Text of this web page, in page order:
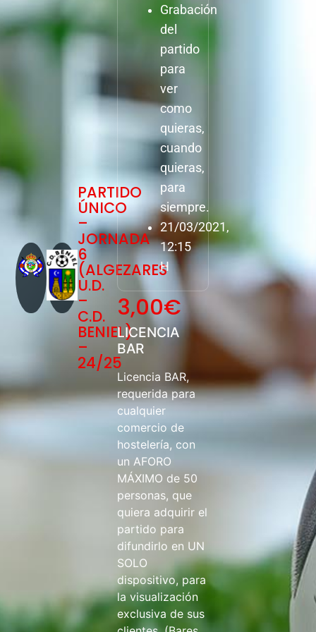
PARTIDO
ÚNICO
–
JORNADA
6
(ALGEZARES
U.D.
–
C.D.
BENIEL)
–
24/25
Grabación
del
partido
para
ver
como
quieras,
cuando
quieras,
para
siempre.
21/03/2021,
12:15
H
3,00€
LICENCIA
BAR
Licencia BAR,
requerida para
cualquier
comercio de
hostelería, con
un AFORO
MÁXIMO de 50
personas, que
quiera adquirir el
partido para
difundirlo en UN
SOLO
dispositivo, para
la visualización
exclusiva de sus